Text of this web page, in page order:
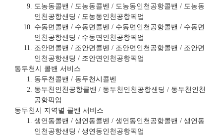
도농동콜밴 / 도농동콜벤 / 도농동인천공항콜밴 / 도농동
인천공항샌딩 / 도농동인천공항픽업
수동면콜밴 / 수동면콜벤 / 수동면인천공항콜밴 / 수동면
인천공항샌딩 / 수동면인천공항픽업
조안면콜밴 / 조안면콜벤 / 조안면인천공항콜밴 / 조안면
인천공항샌딩 / 조안면인천공항픽업
동두천시 콜밴 서비스
동두천콜밴 / 동두천시콜벤
동두천인천공항콜밴 / 동두천인천공항샌딩 / 동두천인천
공항픽업
동두천시 지역별 콜밴 서비스
생연동콜밴 / 생연동콜벤 / 생연동인천공항콜밴 / 생연동
인천공항샌딩 / 생연동인천공항픽업